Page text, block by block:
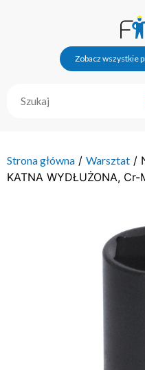
Zobacz wszystkie
Strona główna / Warsztat /
KATNA WYDŁUŻONA, Cr-